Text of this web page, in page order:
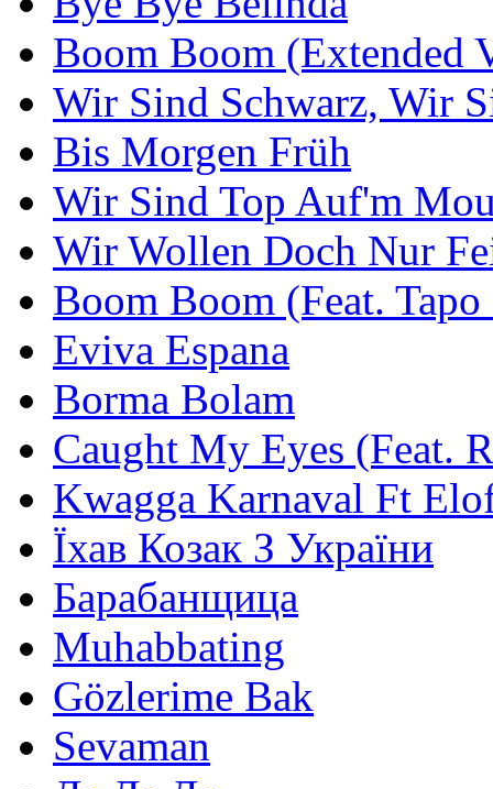
Boom Boom (Extended
Wir Sind Schwarz, Wir
Bis Morgen Früh
Wir Sind Top Auf'm
Wir Wollen Doch Nur
Boom Boom (Feat.
Eviva Espana
Borma Bolam
Caught My Eyes (Feat.
Kwagga Karnaval Ft
Їхав Козак З України
Барабанщица
Muhabbating
Gözlerime Bak
Sevaman